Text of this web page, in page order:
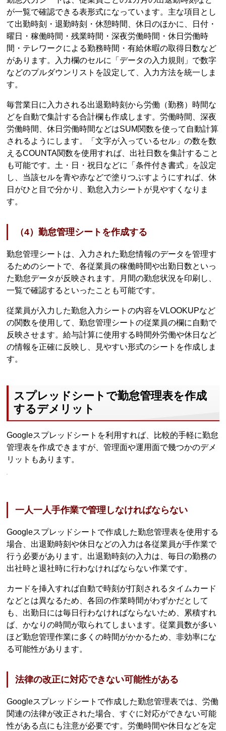
が一覧で確認できる表形式になっています。主な項目とし
て出勤時刻・退勤時刻・休憩時間、休日のほかに、日付・
曜日・稼働時間・残業時間・深夜労働時間・休日労働時
間・テレワークによる勤務時間・有給休暇の取得日数など
があります。入力欄のセルに「データの入力規則」で数字
などのプルダウンリストを設定して、入力方法を統一しま
す。
毎営業日に入力される出退勤時刻から労働（勤務）時間な
どを自動で集計する合計欄も作成します。労働時間、深夜
労働時間、休日労働時間などはSUM関数を使って自動計算
されるようにします。「文字が入っているセル」の数を数
えるCOUNTA関数を使用すれば、出社日数を集計すること
も可能です。土・日・祝日などに「条件付き書式」を設定
し、当該セルを青や赤などで塗りつぶすようにすれば、休
日がひと目で分かり、勤怠入力シートが見やすくなりま
す。
（4）勤怠管理シートを作成する
勤怠管理シートは、入力された勤怠情報のデータを管理す
るためのシートで、各従業員の稼働時間や出勤日数といっ
た勤怠データが反映されます。月間の勤怠状況を印刷し、
一覧で確認するといったことも可能です。
従業員が入力した勤怠入力シートの内容をVLOOKUPなど
の関数を使用して、勤怠管理シートの従業員の欄に自動で
反映させます。給与計算に使用する時間外労働や休日など
の情報を正確に反映し、見やすい形式のシートを作成しま
す。
スプレッドシートで勤怠管理表を作成
するデメリット
Googleスプレッドシートを利用すれば、比較的手軽に勤怠
管理表を作成できますが、管理面や運用面で幾つかのデメ
リットもあります。
一人一人手作業で管理しなければならない
Googleスプレッドシートで作成した勤怠管理表を使用する
場合、出退勤時刻や休日などの入力は各従業員が手作業で
行う必要があります。出退勤時刻の入力は、毎日の勤務の
出社時と退社時に行わなければならない作業です。
カードを挿入すれば自動で時刻が打刻されるタイムカード
などとは異なるため、各回の作業時間がわずかだとして
も、出勤日には毎日行わなければならないため、累積すれ
ば、かなりの時間が取られてしまいます。従業員数が多い
ほど勤怠管理作業に多くの時間がかかるため、非効率にな
る可能性があります。
法律の改正に対応できない可能性がある
Googleスプレッドシートで作成した勤怠管理表では、労働
関連の法律が改正された場合、すぐに対応ができない可能
性がある点にも注意が必要です。労働時間や休日などを定